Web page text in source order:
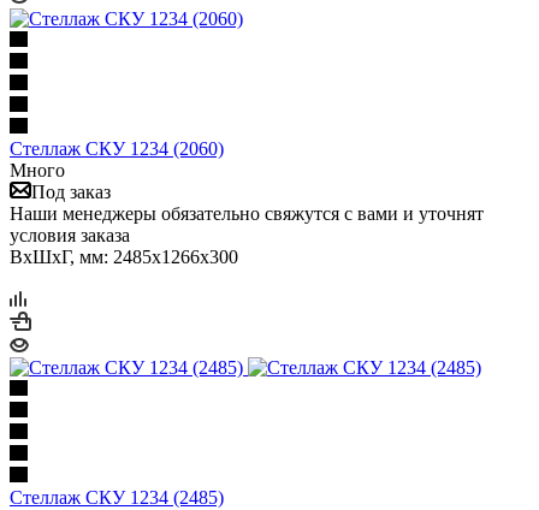
Стеллаж СКУ 1234 (2060)
Много
Под заказ
Наши менеджеры обязательно свяжутся с вами и уточнят
условия заказа
ВхШхГ, мм: 2485x1266x300
Стеллаж СКУ 1234 (2485)